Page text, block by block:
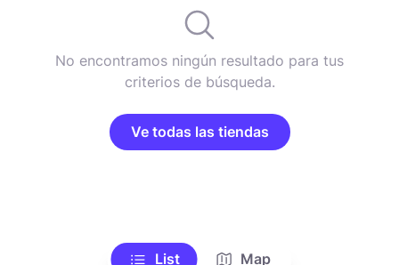
No encontramos ningún resultado para tus
criterios de búsqueda.
Ve todas las tiendas
List Map